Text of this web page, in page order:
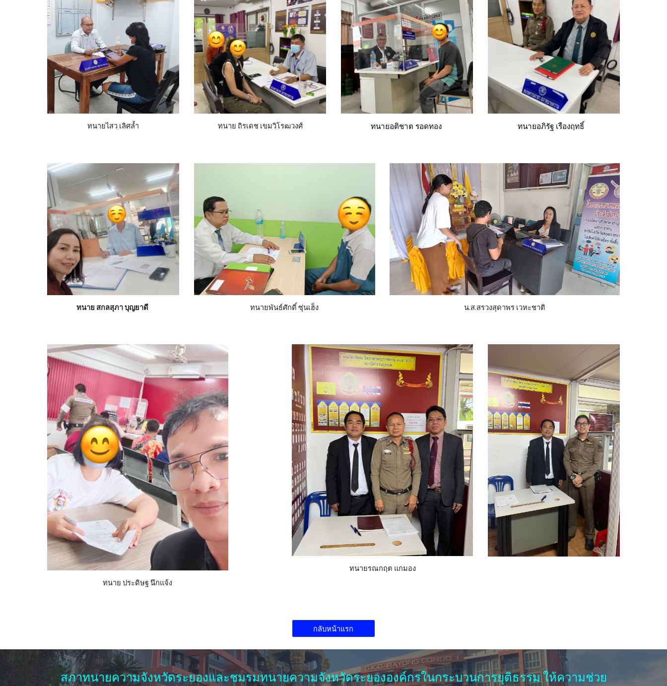
ทนายไสว เลิศล้ำ ทนาย ถิรเดช เขมวิโรฒวงศ์ ทนายอติชาต รอดทอง ทนายอภิรัฐ เรืองฤทธิ์
ทนาย สกลสุภา บุญยาดี ทนายพันธ์ศักดิ์ ซุ่นเฮ็ง น.ส.สรวงสุดาพร เวหะชาติ
ทนาย ประดิษฐ นึกแจ้ง
ทนายรณกฤต แกมอง
กลับหน้าแรก
สภาทนายความจังหวัดระยองและชมรมทนายความจังหวัดระยององค์กรในกระบวนการยุติธรรม ให้ความช่วย